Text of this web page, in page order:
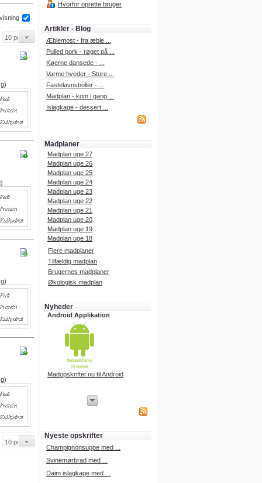
Hvorfor oprette bruger
Artikler - Blog
Æblemost - fra æble ...
Pulled pork - røget på ...
Køerne dansede - ...
Varme hveder - Store ...
Fastelavnsboller - ...
Madplan - kom i gang ...
Islagkage - dessert ...
Madplaner
Madplan uge 27
Madplan uge 26
Madplan uge 25
Madplan uge 24
Madplan uge 23
Madplan uge 22
Madplan uge 21
Madplan uge 20
Madplan uge 19
Madplan uge 18
Flere madplaner
Tilfældig madplan
Brugernes madplaner
Økologisk madplan
Nyheder
Android Applikation
Madopskrifter.nu til Android
iPhone udvikling
Nyeste opskrifter
Champignonsuppe med ...
Svinemørbrad med ...
Daim islagkage med ...